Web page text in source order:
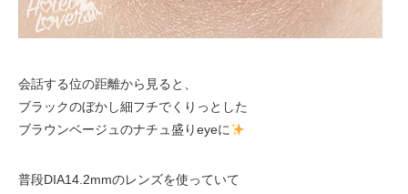
会話する位の距離から見ると、
ブラックのぼかし細フチでくりっとした
ブラウンベージュのナチュ盛りeyeに
普段DIA14.2mmのレンズを使っていて